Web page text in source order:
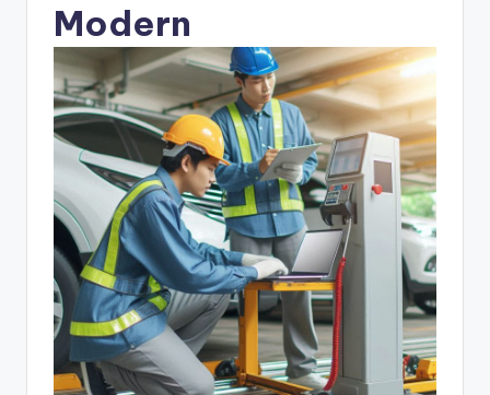
Modern